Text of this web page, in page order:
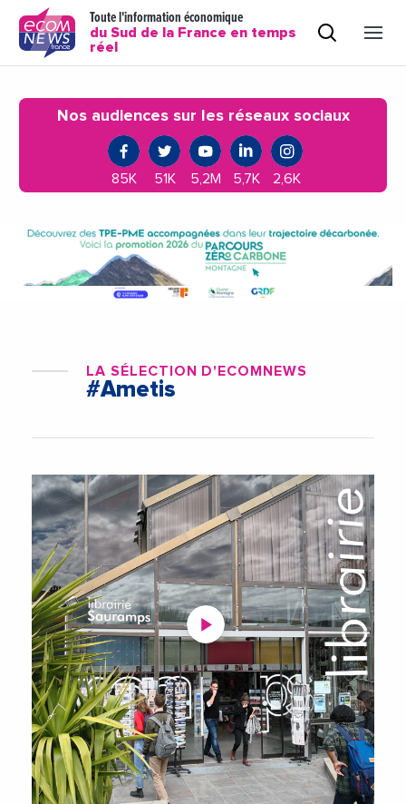
Toute l'information économique
du Sud de la France en temps
réel
Nos audiences sur les réseaux sociaux
85K 51K 5,2M 5,7K 2,6K
LA SÉLECTION D'ECOMNEWS
#Ametis